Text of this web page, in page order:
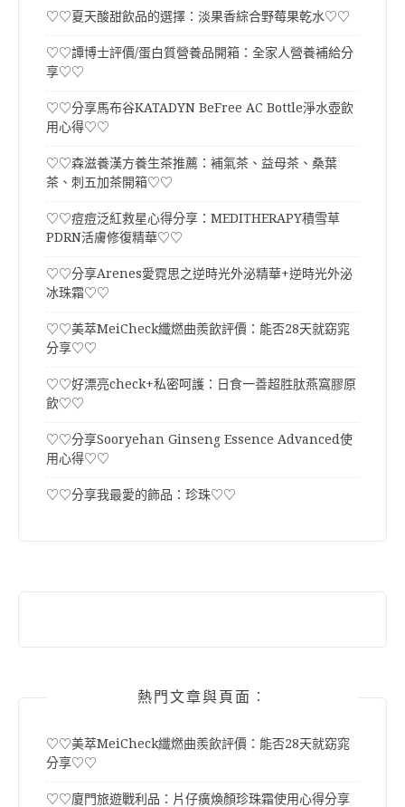
♡♡夏天酸甜飲品的選擇：淡果香綜合野莓果乾水♡♡
♡♡譚博士評價/蛋白質營養品開箱：全家人營養補給分
享♡♡
♡♡分享馬布谷KATADYN BeFree AC Bottle淨水壺飲
用心得♡♡
♡♡森滋養漢方養生茶推薦：補氣茶、益母茶、桑葉
茶、刺五加茶開箱♡♡
♡♡痘痘泛紅救星心得分享：MEDITHERAPY積雪草
PDRN活膚修復精華♡♡
♡♡分享Arenes愛霓思之逆時光外泌精華+逆時光外泌
冰珠霜♡♡
♡♡美萃MeiCheck纖燃曲羨飲評價：能否28天就窈窕
分享♡♡
♡♡好漂亮check+私密呵護：日食一善超胜肽燕窩膠原
飲♡♡
♡♡分享Sooryehan Ginseng Essence Advanced使
用心得♡♡
♡♡分享我最愛的飾品：珍珠♡♡
熱門文章與頁面︰
♡♡美萃MeiCheck纖燃曲羨飲評價：能否28天就窈窕
分享♡♡
♡♡廈門旅遊戰利品：片仔癀煥顏珍珠霜使用心得分享